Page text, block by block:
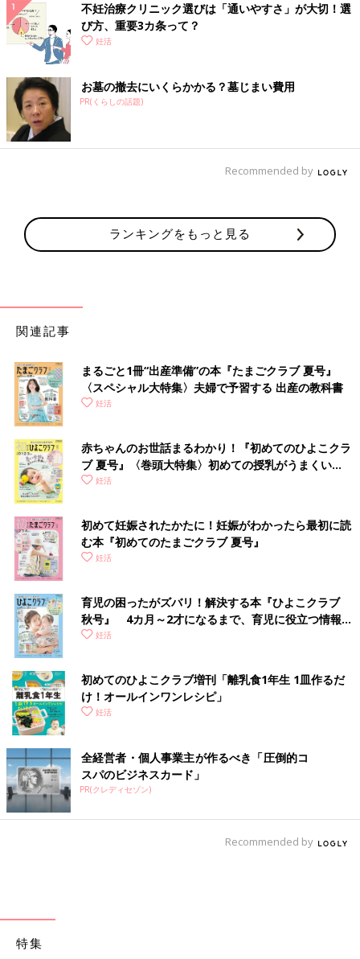
不妊治療クリニック選びは「通いやすさ」が大切！選
び方、重要3カ条って？
妊活
お墓の撤去にいくらかかる？墓じまい費用
PR(くらしの話題)
Recommended by
ランキングをもっと見る
関連記事
まるごと1冊“出産準備”の本『たまごクラブ 夏号』
〈スペシャル大特集〉夫婦で予習する 出産の教科書
妊活
赤ちゃんのお世話まるわかり！『初めてのひよこクラ
ブ 夏号』〈巻頭大特集〉初めての授乳がうまくい
く！ おっぱい・ミルクの基本と夏のトラブル 解決テ
妊活
初めて妊娠されたかたに！妊娠がわかったら最初に読
む本『初めてのたまごクラブ 夏号』
妊活
育児の困ったがズバリ！解決する本『ひよこクラブ
秋号』 4カ月～2才になるまで、育児に役立つ情報が
いっぱい！
妊活
初めてのひよこクラブ増刊「離乳食1年生 1皿作るだ
け！オールインワン​レシピ」
妊活
全経営者・個人事業主が作るべき「圧倒的コ
スパのビジネスカード」
PR(クレディセゾン)
Recommended by
特集